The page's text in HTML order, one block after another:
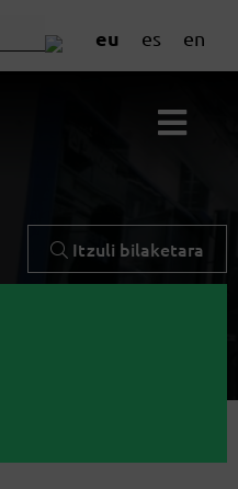
eu es en
Itzuli bilaketara